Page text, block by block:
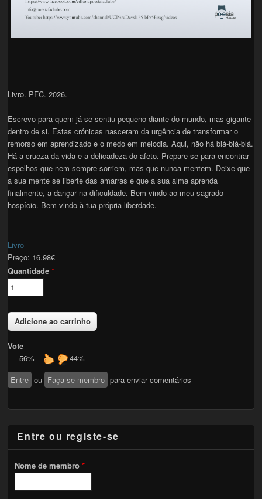
Livro. PFC. 2026.
Escrevo para quem já se sentiu pequeno diante do mundo, mas gigante
dentro de si. Estas crónicas nasceram da urgência de transformar o
remorso em aprendizado e o medo em melodia. Aqui, não há blá-blá-blá.
Há a crueza da vida e a delicadeza do afeto. Prepare-se para encontrar
espelhos que nem sempre sorriem, mas que nunca mentem. Deixe que
a sua mente se liberte das amarras e que a sua alma aprenda
finalmente, a dançar na dificuldade. Bem-vindo ao meu sagrado
hospício. Bem-vindo à tua própria liberdade.
Livro
Preço: 16.98€
Quantidade*
Vote
56%
44%
Entre ou Faça-se membro para enviar comentários
Entre ou registe-se
Nome de membro*